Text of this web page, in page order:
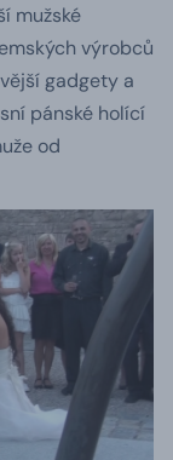
mužské
výrobců
gadgety a
pánské holící
od